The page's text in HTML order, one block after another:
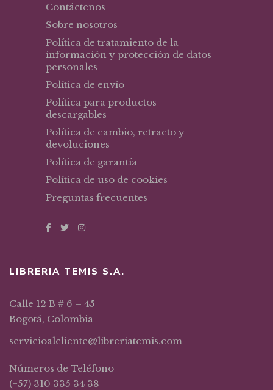
Contáctenos
Sobre nosotros
Política de tratamiento de la
información y protección de datos
personales
Política de envío
Política para productos
descargables
Política de cambio, retracto y
devoluciones
Política de garantía
Política de uso de cookies
Preguntas frecuentes
LIBRERIA TEMIS S.A.
Calle 12 B # 6 – 45
Bogotá, Colombia
servicioalcliente@libreriatemis.com
Números de Teléfono
(+57) 310 335 34 38